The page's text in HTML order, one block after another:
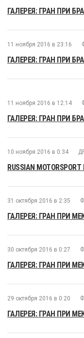
ГАЛЕРЕЯ: ГРАН ПРИ
11 ноября 2016 в 23:16
ГАЛЕРЕЯ: ГРАН ПРИ
11 ноября 2016 в 12:14
ГАЛЕРЕЯ: ГРАН ПРИ
10 ноября 2016 в 0:34
RUSSIAN
31 октября 2016 в 2:35
ГАЛЕРЕЯ: ГРАН ПРИ
30 октября 2016 в 0:27
ГАЛЕРЕЯ: ГРАН ПРИ
29 октября 2016 в 0:20
ГАЛЕРЕЯ: ГРАН ПРИ